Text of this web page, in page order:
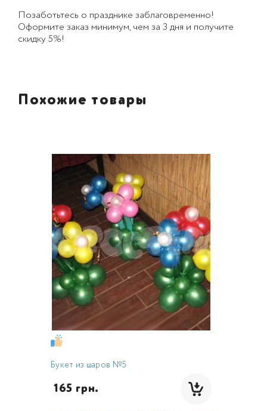
Позаботьтесь о празднике заблаговременно!
Оформите заказ минимум, чем за 3 дня и получите
скидку 5%!
Похожие товары
Букет из шаров №5
165 грн.